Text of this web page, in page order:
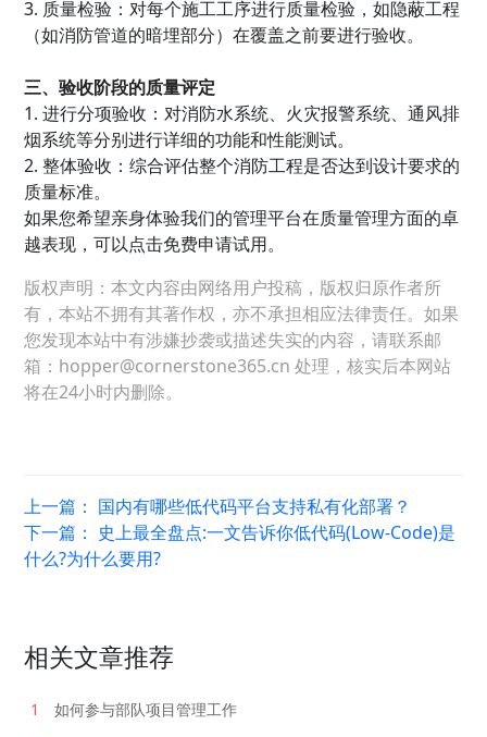
3. 质量检验：对每个施工工序进行质量检验，如隐蔽工程
（如消防管道的暗埋部分）在覆盖之前要进行验收。
三、验收阶段的质量评定
1. 进行分项验收：对消防水系统、火灾报警系统、通风排
烟系统等分别进行详细的功能和性能测试。
2. 整体验收：综合评估整个消防工程是否达到设计要求的
质量标准。
如果您希望亲身体验我们的管理平台在质量管理方面的卓
越表现，可以点击免费申请试用。
版权声明：本文内容由网络用户投稿，版权归原作者所
有，本站不拥有其著作权，亦不承担相应法律责任。如果
您发现本站中有涉嫌抄袭或描述失实的内容，请联系邮
箱：hopper@cornerstone365.cn 处理，核实后本网站
将在24小时内删除。
上一篇： 国内有哪些低代码平台支持私有化部署？
下一篇： 史上最全盘点:一文告诉你低代码(Low-Code)是
什么?为什么要用?
相关文章推荐
1
如何参与部队项目管理工作